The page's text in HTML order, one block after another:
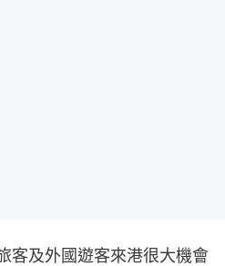
客及外國遊客來港很大機會